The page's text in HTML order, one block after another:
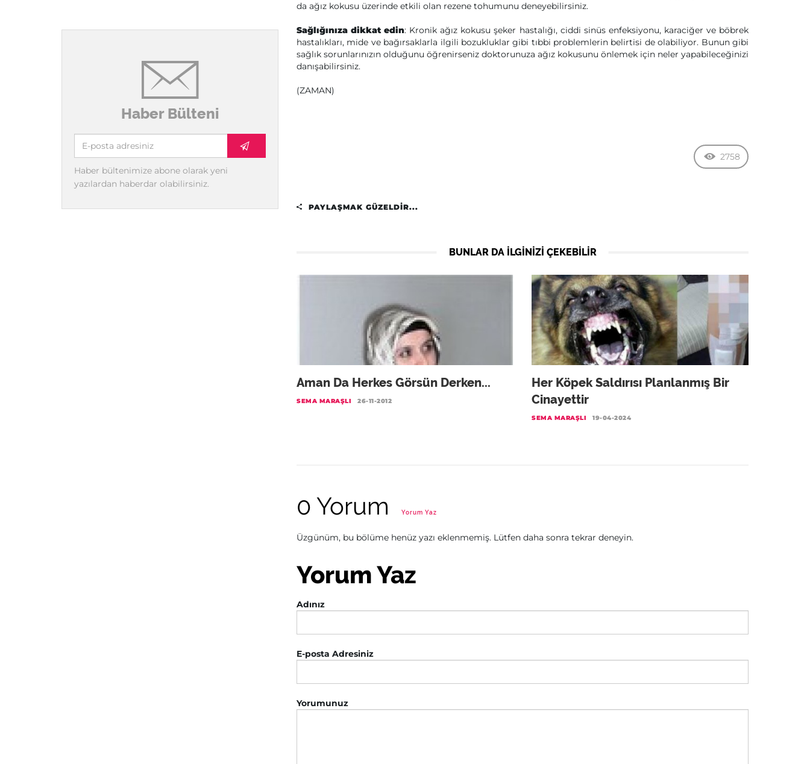
Haber Bülteni
Haber bültenimize abone olarak yeni
yazılardan haberdar olabilirsiniz.
da ağız kokusu üzerinde etkili olan rezene tohumunu deneyebilirsiniz.
Sağlığınıza dikkat edin: Kronik ağız kokusu şeker hastalığı, ciddi sinüs enfeksiyonu, karaciğer ve böbrek
hastalıkları, mide ve bağırsaklarla ilgili bozukluklar gibi tıbbi problemlerin belirtisi de olabiliyor. Bunun gibi
sağlık sorunlarınızın olduğunu öğrenirseniz doktorunuza ağız kokusunu önlemek için neler yapabileceğinizi
danışabilirsiniz.
(ZAMAN)
2758
PAYLAŞMAK GÜZELDIR...
BUNLAR DA ILGINIZI ÇEKEBILIR
Aman Da Herkes Görsün Derken...
SEMA MARAŞLI 26-11-2012
Her Köpek Saldırısı Planlanmış Bir
Cinayettir
SEMA MARAŞLI 19-04-2024
0 Yorum Yorum Yaz
Üzgünüm, bu bölüme henüz yazı eklenmemiş. Lütfen daha sonra tekrar deneyin.
Yorum Yaz
Adınız
E-posta Adresiniz
Yorumunuz